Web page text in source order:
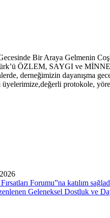
Bir Araya Gelmenin
ÖZLEM, SAYGI ve
derneğimizin dayanışma
protokole,
Forumu”na katılım
Geleneksel Dostluk ve